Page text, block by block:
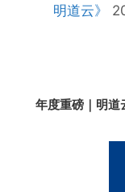
明道云》
年度重磅｜明